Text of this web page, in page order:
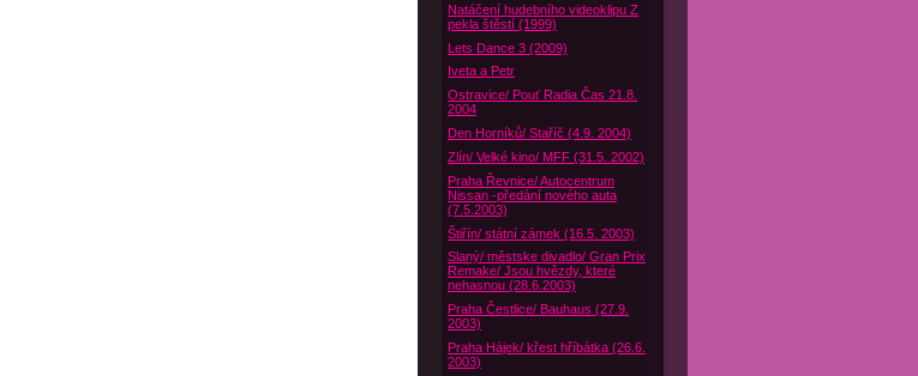
Natáčení hudebního videoklipu Z
pekla štěstí (1999)
Lets Dance 3 (2009)
Iveta a Petr
Ostravice/ Pouť Radia Čas 21.8.
2004
Den Horníků/ Staříč (4.9. 2004)
Zlín/ Velké kino/ MFF (31.5. 2002)
Praha Řevnice/ Autocentrum
Nissan -předání nového auta
(7.5.2003)
Štiřín/ státní zámek (16.5. 2003)
Slaný/ městske divadlo/ Gran Prix
Remake/ Jsou hvězdy, které
nehasnou (28.6.2003)
Praha Čestlice/ Bauhaus (27.9.
2003)
Praha Hájek/ křest hříbátka (26.6.
2003)